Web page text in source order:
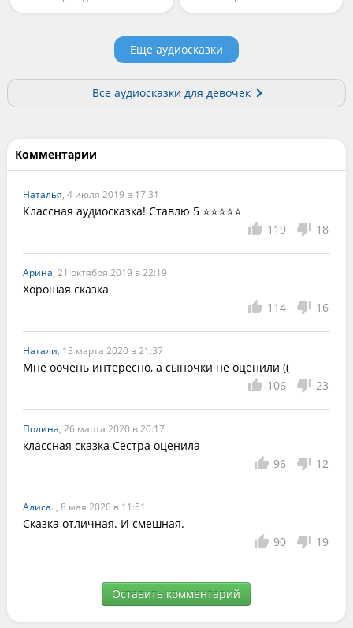
Еще аудиосказки
Все аудиосказки для девочек
Комментарии
Наталья, 4 июля 2019 в 17:31
Классная аудиосказка! Ставлю 5 ⭐⭐⭐⭐⭐
119
18
Арина, 21 октября 2019 в 22:19
Хорошая сказка
114
16
Натали, 13 марта 2020 в 21:37
Мне оочень интересно, а сыночки не оценили ((
106
23
Полина, 26 марта 2020 в 20:17
классная сказка Сестра оценила
96
12
Алиса. , 8 мая 2020 в 11:51
Сказка отличная. И смешная.
90
19
Оставить комментарий